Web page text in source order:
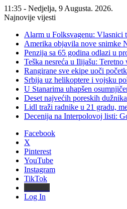
11:35 - Nedjelja, 9 Augusta. 2026.
Najnovije vijesti
Alarm u Folksvagenu: Vlasnici
Amerika objavila nove snimke
Penzija sa 65 godina odlazi u
Teška nesreća u Ilijašu:
Rangirane sve ekipe uoči
Srbija uz helikoptere i vojsku
U Stanarima uhapšen
Deset najvećih poreskih
Lidl traži radnike u 21 gradu,
Decenija na Interpolovoj listi:
Facebook
X
Pinterest
YouTube
Instagram
TikTok
Log In